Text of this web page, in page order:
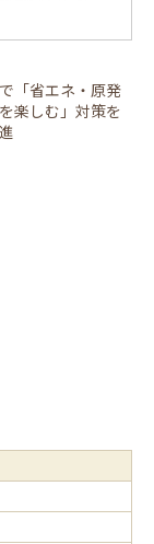
「省エネ・原発
楽しむ」対策を